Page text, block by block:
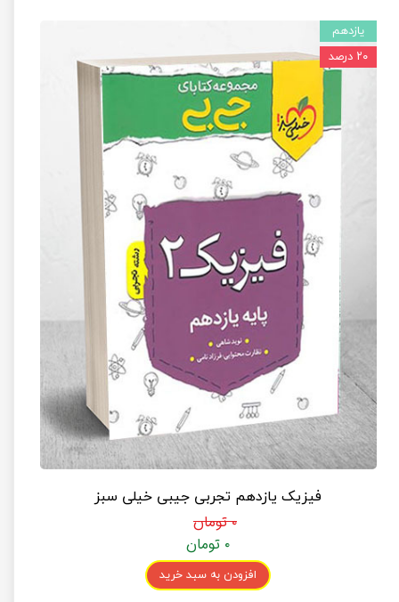
فیزیک یازدهم تجربی جیبی خیلی سبز
۰ تومان
۰ تومان
افزودن به سبد خرید
یازدهم
۲۰ درصد